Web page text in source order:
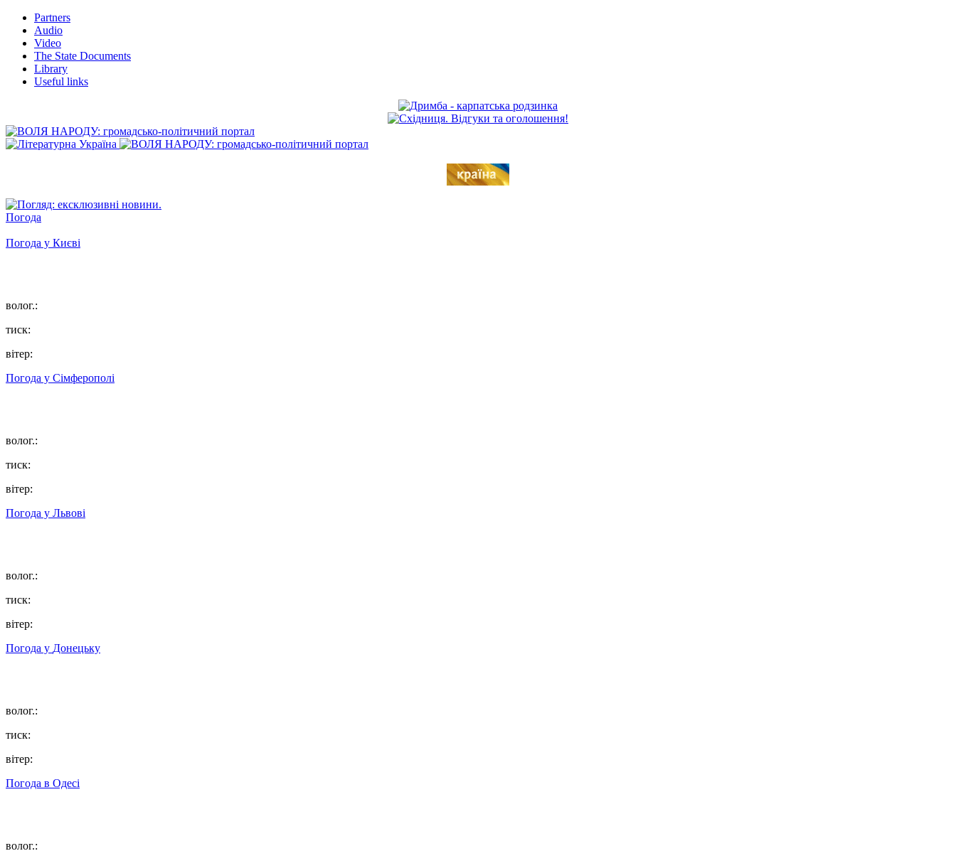
Partners
Audio
Video
The State Documents
Library
Useful links
Погода
Погода у Києві
волог.:
тиск:
вітер:
Погода у Сімферополі
волог.:
тиск:
вітер:
Погода у Львові
волог.:
тиск:
вітер:
Погода у Донецьку
волог.:
тиск:
вітер:
Погода в Одесі
волог.: